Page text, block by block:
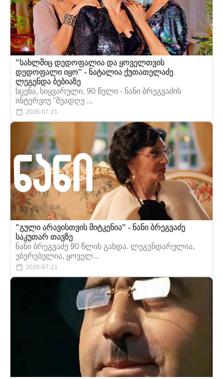
"სახლშიც დედოფალია და ყოველთვის
დედოფალი იყო" - ნატალია ქუთათელაძე
ლეგენდა ბებიაზე
სცენა, სიყვარული, 90 წელი - ნანი ბრეგვაძის
ინტერვიუ "შუადღე ...
2026-07-21
"გული არავისთვის მიტკენია" - ნანი ბრეგვაძე
საკუთარ თავზე
ნანი ბრეგვაძე 90 წლის გახდა. ლეგენდარულია,
უბერებელია, ყოველ...
2026-07-21